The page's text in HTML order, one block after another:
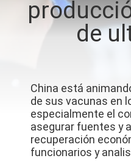
FÁBRICA
CALIDAD
ÉNTRENOS
de
China está
de sus vacunas en
especialmente el
asegurar fuentes y
recuperación
funcionarios y